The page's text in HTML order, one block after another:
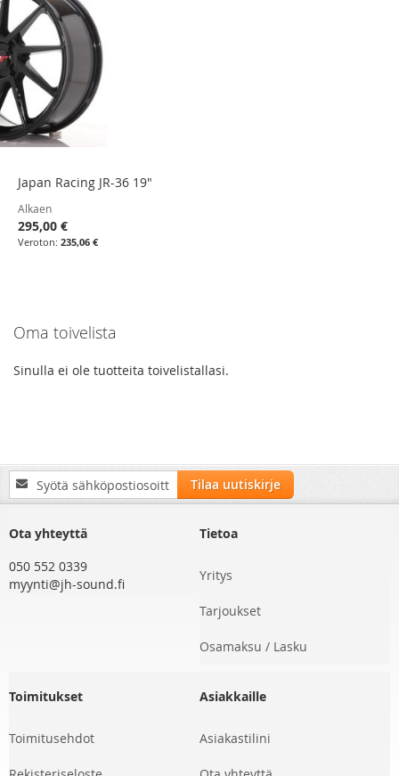
Japan Racing JR-36 19"
Alkaen
295,00 €
235,06 €
Oma toivelista
Sinulla ei ole tuotteita toivelistallasi.
Tilaa
uutiskirjeemme:
Tilaa uutiskirje
Ota yhteyttä
050 552 0339
myynti@jh-sound.fi
Tietoa
Yritys
Tarjoukset
Osamaksu / Lasku
Toimitukset
Toimitusehdot
Asiakkaille
Asiakastilini